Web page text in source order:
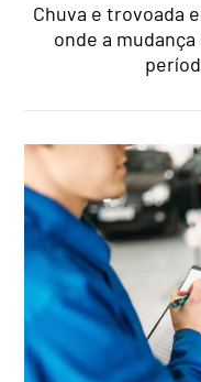
Chuva e trovoada
onde a